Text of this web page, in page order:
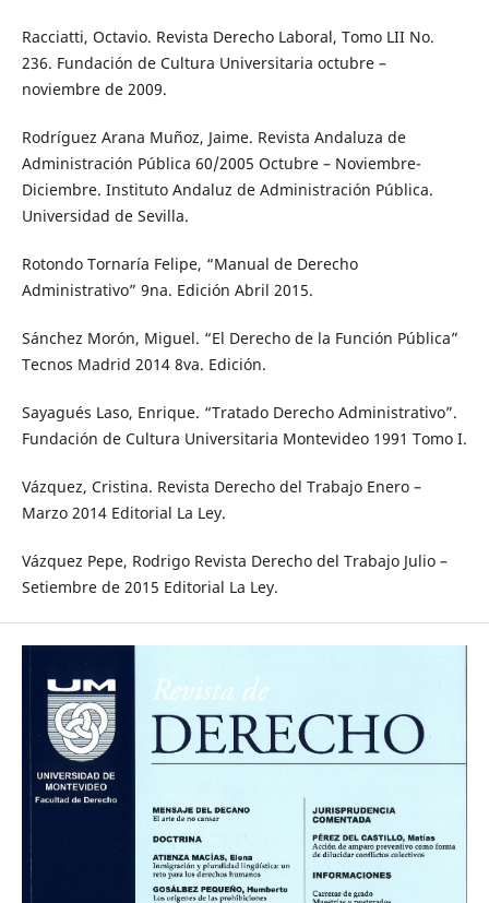
Racciatti, Octavio. Revista Derecho Laboral, Tomo LII No.
236. Fundación de Cultura Universitaria octubre –
noviembre de 2009.
Rodríguez Arana Muñoz, Jaime. Revista Andaluza de
Administración Pública 60/2005 Octubre – Noviembre-
Diciembre. Instituto Andaluz de Administración Pública.
Universidad de Sevilla.
Rotondo Tornaría Felipe, “Manual de Derecho
Administrativo” 9na. Edición Abril 2015.
Sánchez Morón, Miguel. “El Derecho de la Función Pública”
Tecnos Madrid 2014 8va. Edición.
Sayagués Laso, Enrique. “Tratado Derecho Administrativo”.
Fundación de Cultura Universitaria Montevideo 1991 Tomo I.
Vázquez, Cristina. Revista Derecho del Trabajo Enero –
Marzo 2014 Editorial La Ley.
Vázquez Pepe, Rodrigo Revista Derecho del Trabajo Julio –
Setiembre de 2015 Editorial La Ley.